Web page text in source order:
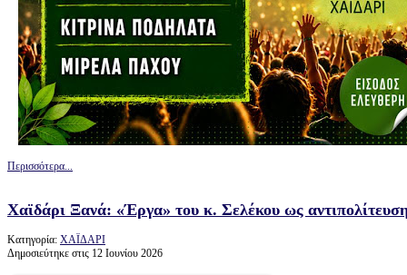
Περισσότερα...
Χαϊδάρι Ξανά: «Έργα» του κ. Σελέκου ως
Κατηγορία: ΧΑΪΔΑΡΙ
Δημοσιεύτηκε στις 12 Ιουνίου 2026